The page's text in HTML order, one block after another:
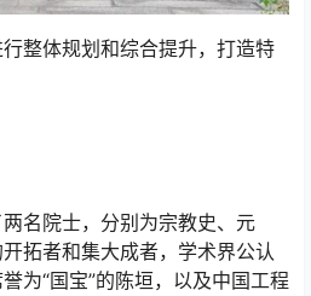
整体规划和综合提升，打造特
名院士，分别为宗教史、元
拓者和集大成者，学术界公认
为“国宝”的陈垣，以及中国工程